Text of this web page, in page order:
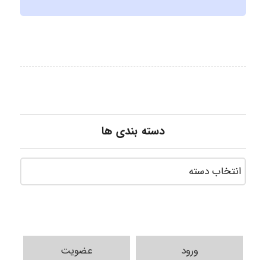
دسته بندی ها
ورود عضویت